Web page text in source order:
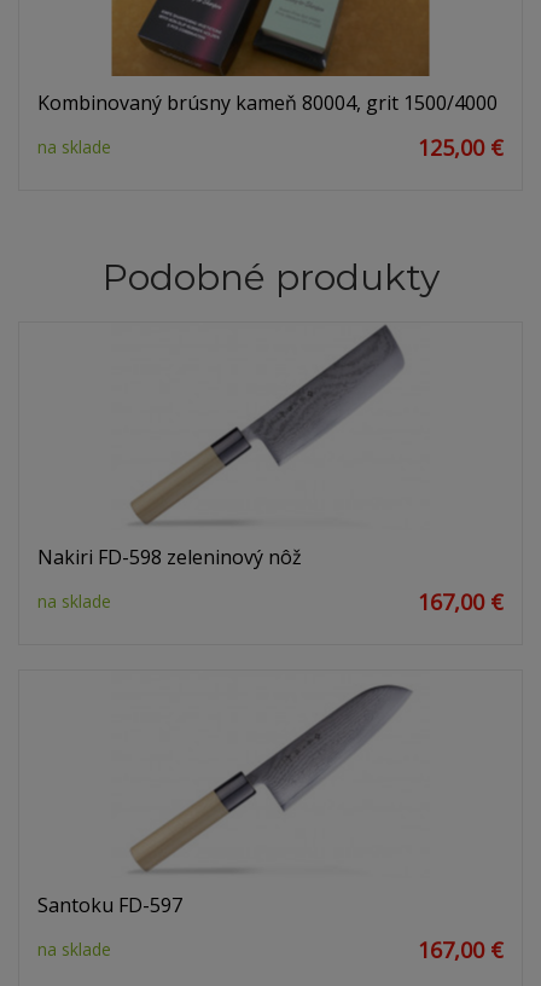
Kombinovaný brúsny kameň 80004, grit 1500/4000
na sklade 125,00 €
Podobné produkty
Nakiri FD-598 zeleninový nôž
na sklade 167,00 €
Santoku FD-597
na sklade 167,00 €